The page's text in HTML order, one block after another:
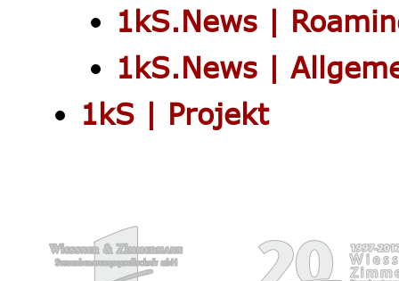
1kS.News |
1kS.News |
1kS | Projekt